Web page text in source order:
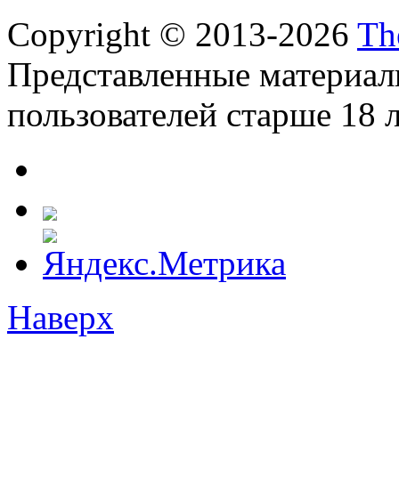
Copyright © 2013-2026
Представленные
пользователей старше 18
Наверх